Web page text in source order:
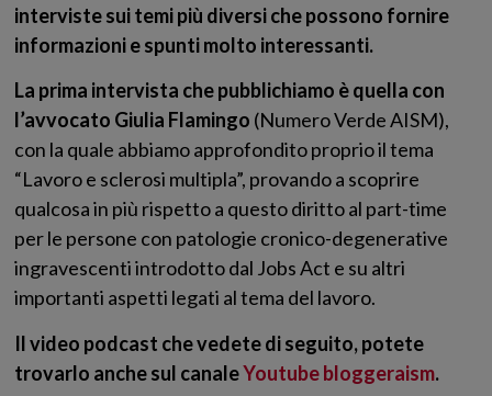
interviste sui temi più diversi che possono fornire
informazioni e spunti molto interessanti.
La prima intervista che pubblichiamo è quella con
l’avvocato Giulia Flamingo (Numero Verde AISM),
con la quale abbiamo approfondito proprio il tema
“Lavoro e sclerosi multipla”, provando a scoprire
qualcosa in più rispetto a questo diritto al part-time
per le persone con patologie cronico-degenerative
ingravescenti introdotto dal Jobs Act e su altri
importanti aspetti legati al tema del lavoro.
Il video podcast che vedete di seguito, potete
trovarlo anche sul canaleYoutube bloggeraism.